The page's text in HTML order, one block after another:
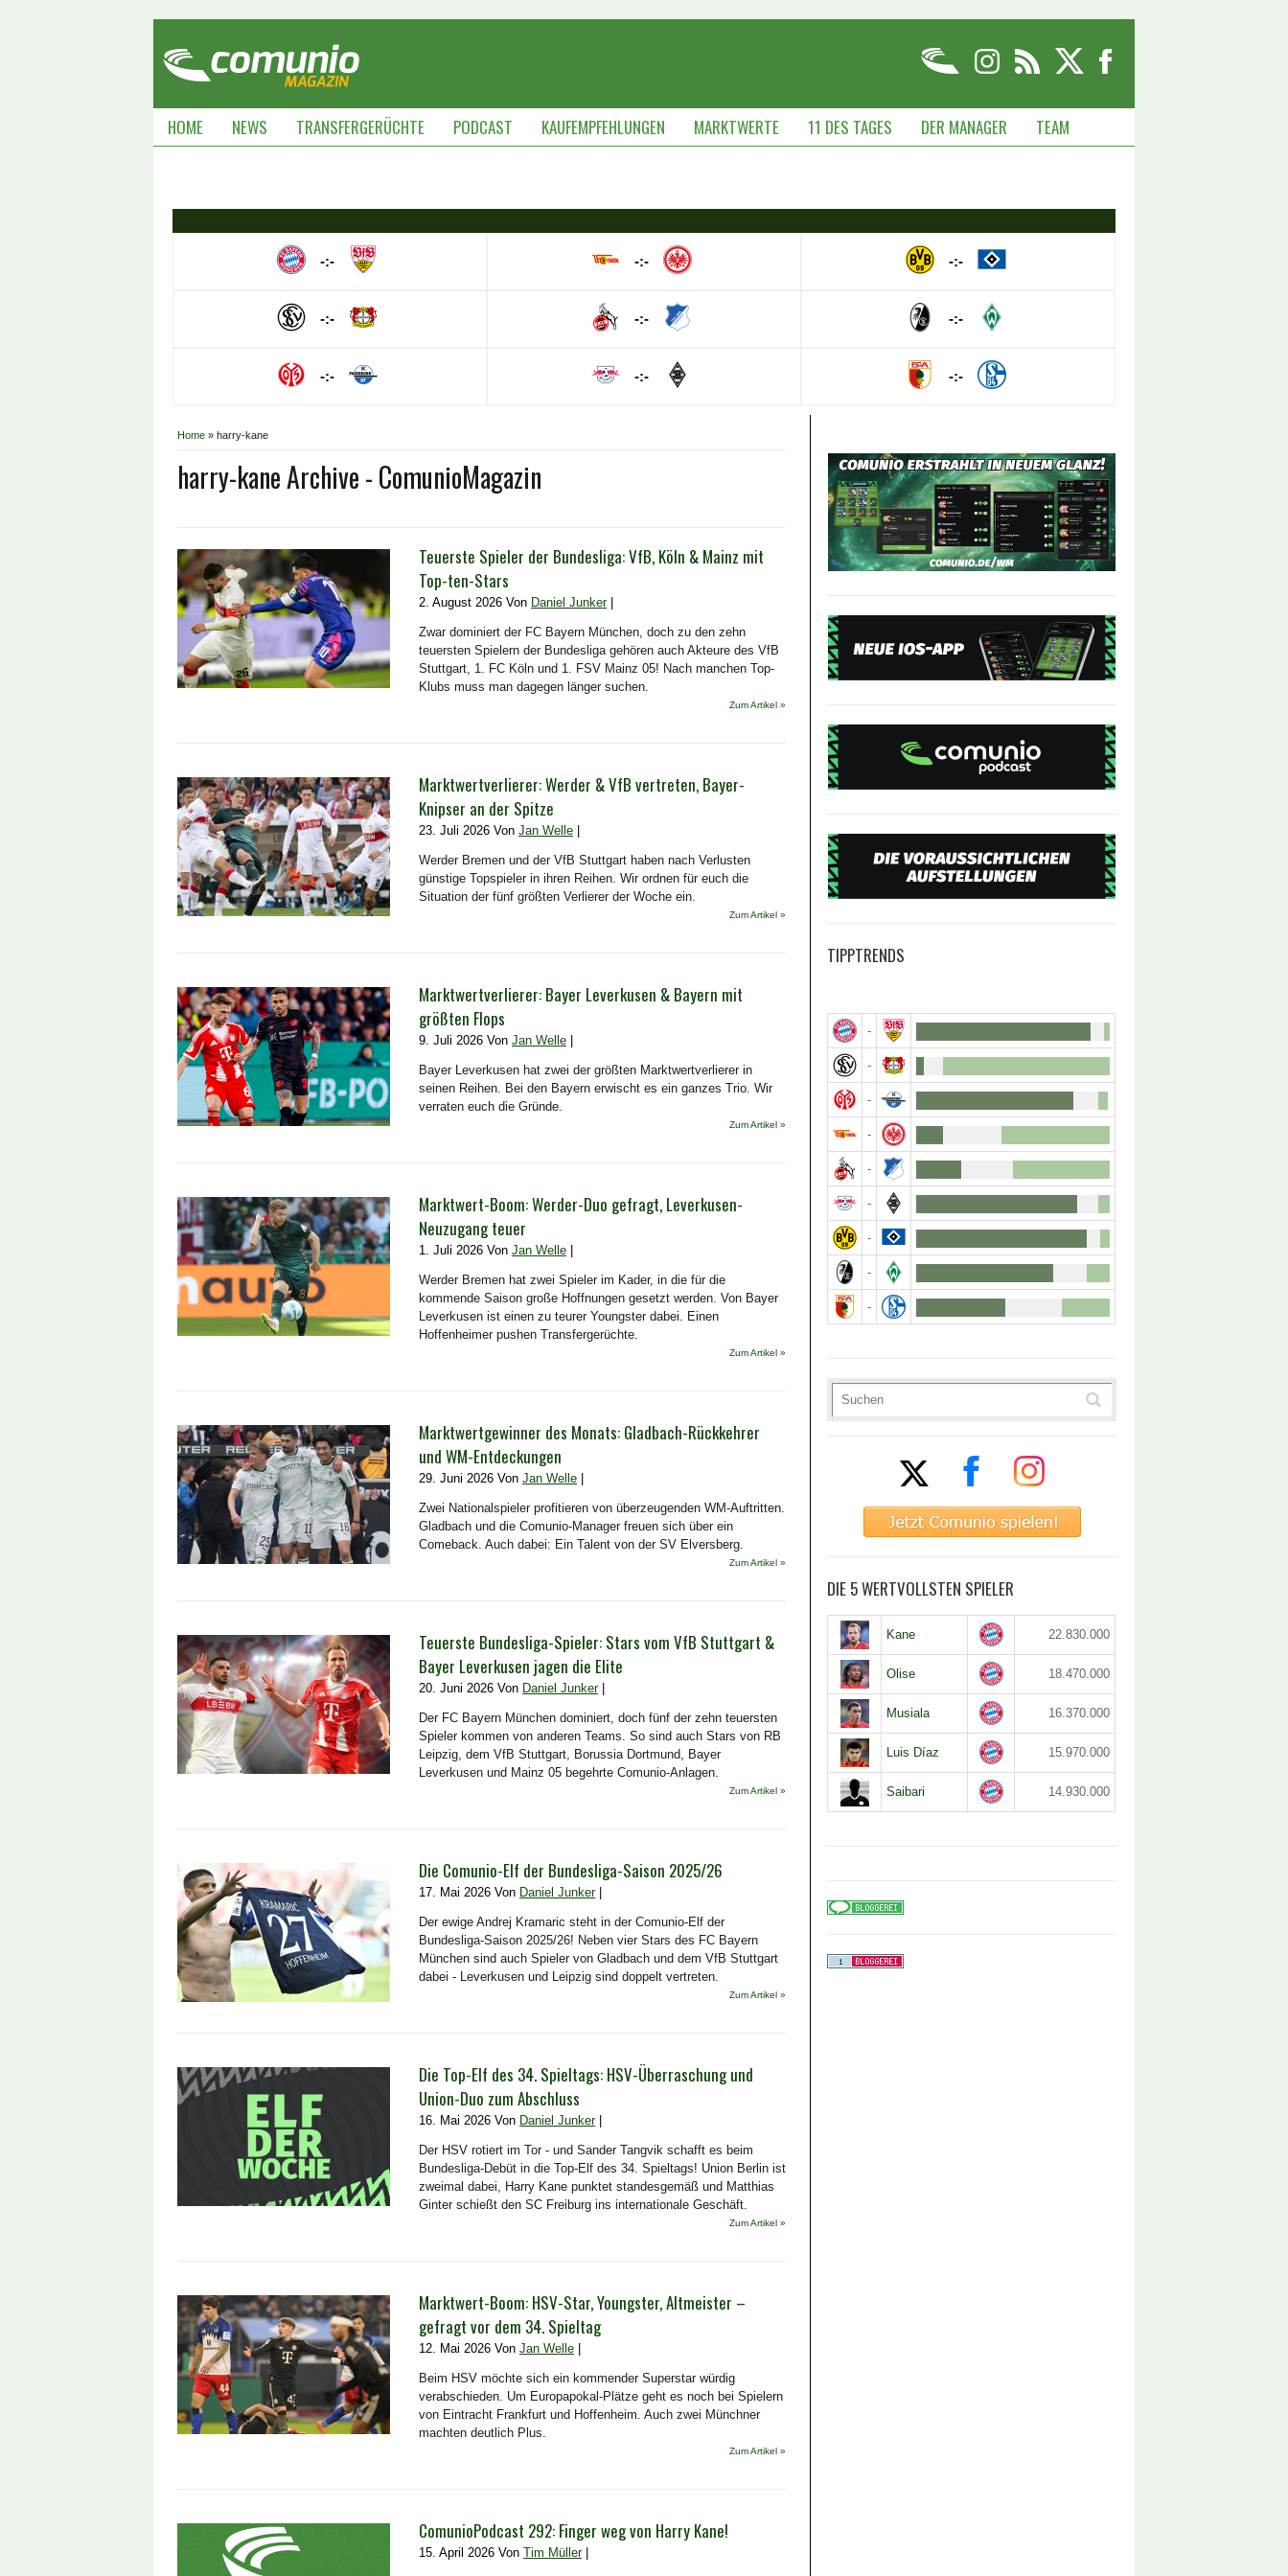
HOME NEWS TRANSFERGERÜCHTE PODCAST KAUFEMPFEHLUNGEN MARKTWERTE 11 DES TAGES DER MANAGER TEAM
-:-
-:-
-:-
-:-
-:-
-:-
-:-
-:-
-:-
Home » harry-kane
harry-kane Archive - ComunioMagazin
Teuerste Spieler der Bundesliga: VfB, Köln & Mainz mit
Top-ten-Stars
2. August 2026 Von Daniel Junker|
Zwar dominiert der FC Bayern München, doch zu den zehn
teuersten Spielern der Bundesliga gehören auch Akteure des VfB
Stuttgart, 1. FC Köln und 1. FSV Mainz 05! Nach manchen Top-
Klubs muss man dagegen länger suchen.
Zum Artikel »
Marktwertverlierer: Werder & VfB vertreten, Bayer-
Knipser an der Spitze
23. Juli 2026 Von Jan Welle
Werder Bremen und der VfB Stuttgart haben nach Verlusten
günstige Topspieler in ihren Reihen. Wir ordnen für euch die
Situation der fünf größten Verlierer der Woche ein.
Zum Artikel »
Marktwertverlierer: Bayer Leverkusen & Bayern mit
größten Flops
9. Juli 2026 Von Jan Welle
Bayer Leverkusen hat zwei der größten Marktwertverlierer in
seinen Reihen. Bei den Bayern erwischt es ein ganzes Trio. Wir
verraten euch die Gründe.
Zum Artikel »
Marktwert-Boom: Werder-Duo gefragt, Leverkusen-
Neuzugang teuer
1. Juli 2026 Von Jan Welle
Werder Bremen hat zwei Spieler im Kader, in die für die
kommende Saison große Hoffnungen gesetzt werden. Von Bayer
Leverkusen ist einen zu teurer Youngster dabei. Einen
Hoffenheimer pushen Transfergerüchte.
Zum Artikel »
Marktwertgewinner des Monats: Gladbach-Rückkehrer
und WM-Entdeckungen
29. Juni 2026 Von Jan Welle
Zwei Nationalspieler profitieren von überzeugenden WM-Auftritten.
Gladbach und die Comunio-Manager freuen sich über ein
Comeback. Auch dabei: Ein Talent von der SV Elversberg.
Zum Artikel »
Teuerste Bundesliga-Spieler: Stars vom VfB Stuttgart &
Bayer Leverkusen jagen die Elite
20. Juni 2026 Von Daniel Junker|
Der FC Bayern München dominiert, doch fünf der zehn teuersten
Spieler kommen von anderen Teams. So sind auch Stars von RB
Leipzig, dem VfB Stuttgart, Borussia Dortmund, Bayer
Leverkusen und Mainz 05 begehrte Comunio-Anlagen.
Zum Artikel »
Die Comunio-Elf der Bundesliga-Saison 2025/26
17. Mai 2026 Von Daniel Junker|
Der ewige Andrej Kramaric steht in der Comunio-Elf der
Bundesliga-Saison 2025/26! Neben vier Stars des FC Bayern
München sind auch Spieler von Gladbach und dem VfB Stuttgart
dabei - Leverkusen und Leipzig sind doppelt vertreten.
Zum Artikel »
Die Top-Elf des 34. Spieltags: HSV-Überraschung und
Union-Duo zum Abschluss
16. Mai 2026 Von Daniel Junker|
Der HSV rotiert im Tor - und Sander Tangvik schafft es beim
Bundesliga-Debüt in die Top-Elf des 34. Spieltags! Union Berlin ist
zweimal dabei, Harry Kane punktet standesgemäß und Matthias
Ginter schießt den SC Freiburg ins internationale Geschäft.
Zum Artikel »
Marktwert-Boom: HSV-Star, Youngster, Altmeister –
gefragt vor dem 34. Spieltag
12. Mai 2026 Von Jan Welle
Beim HSV möchte sich ein kommender Superstar würdig
verabschieden. Um Europapokal-Plätze geht es noch bei Spielern
von Eintracht Frankfurt und Hoffenheim. Auch zwei Münchner
machten deutlich Plus.
Zum Artikel »
ComunioPodcast 292: Finger weg von Harry Kane!
15. April 2026 Von Tim Müller|
TIPPTRENDS
-
-
-
-
-
-
-
-
-
DIE 5 WERTVOLLSTEN SPIELER
Kane 22.830.000
Olise 18.470.000
Musiala 16.370.000
Luis Díaz 15.970.000
Saibari 14.930.000